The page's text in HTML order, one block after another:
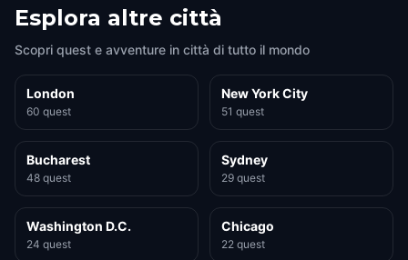
Esplora altre città
Scopri quest e avventure in città di tutto il mondo
London
60 quest
New York City
51 quest
Bucharest
48 quest
Sydney
29 quest
Washington D.C.
24 quest
Chicago
22 quest